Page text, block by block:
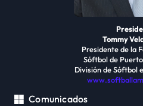
Tommy
Presidente de la
Sóftbol de
División de Sóftbol
Comunicados